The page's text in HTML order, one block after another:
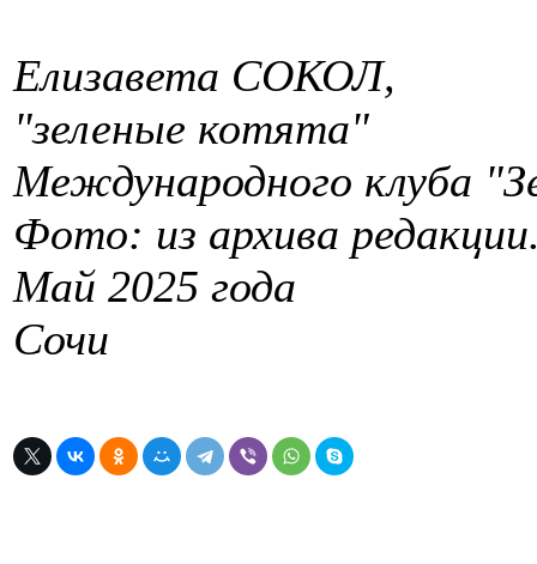
Елизавета СОКОЛ,
"зеленые котята"
Международного клуба
Фото: из архива
Май 2025 года
Сочи